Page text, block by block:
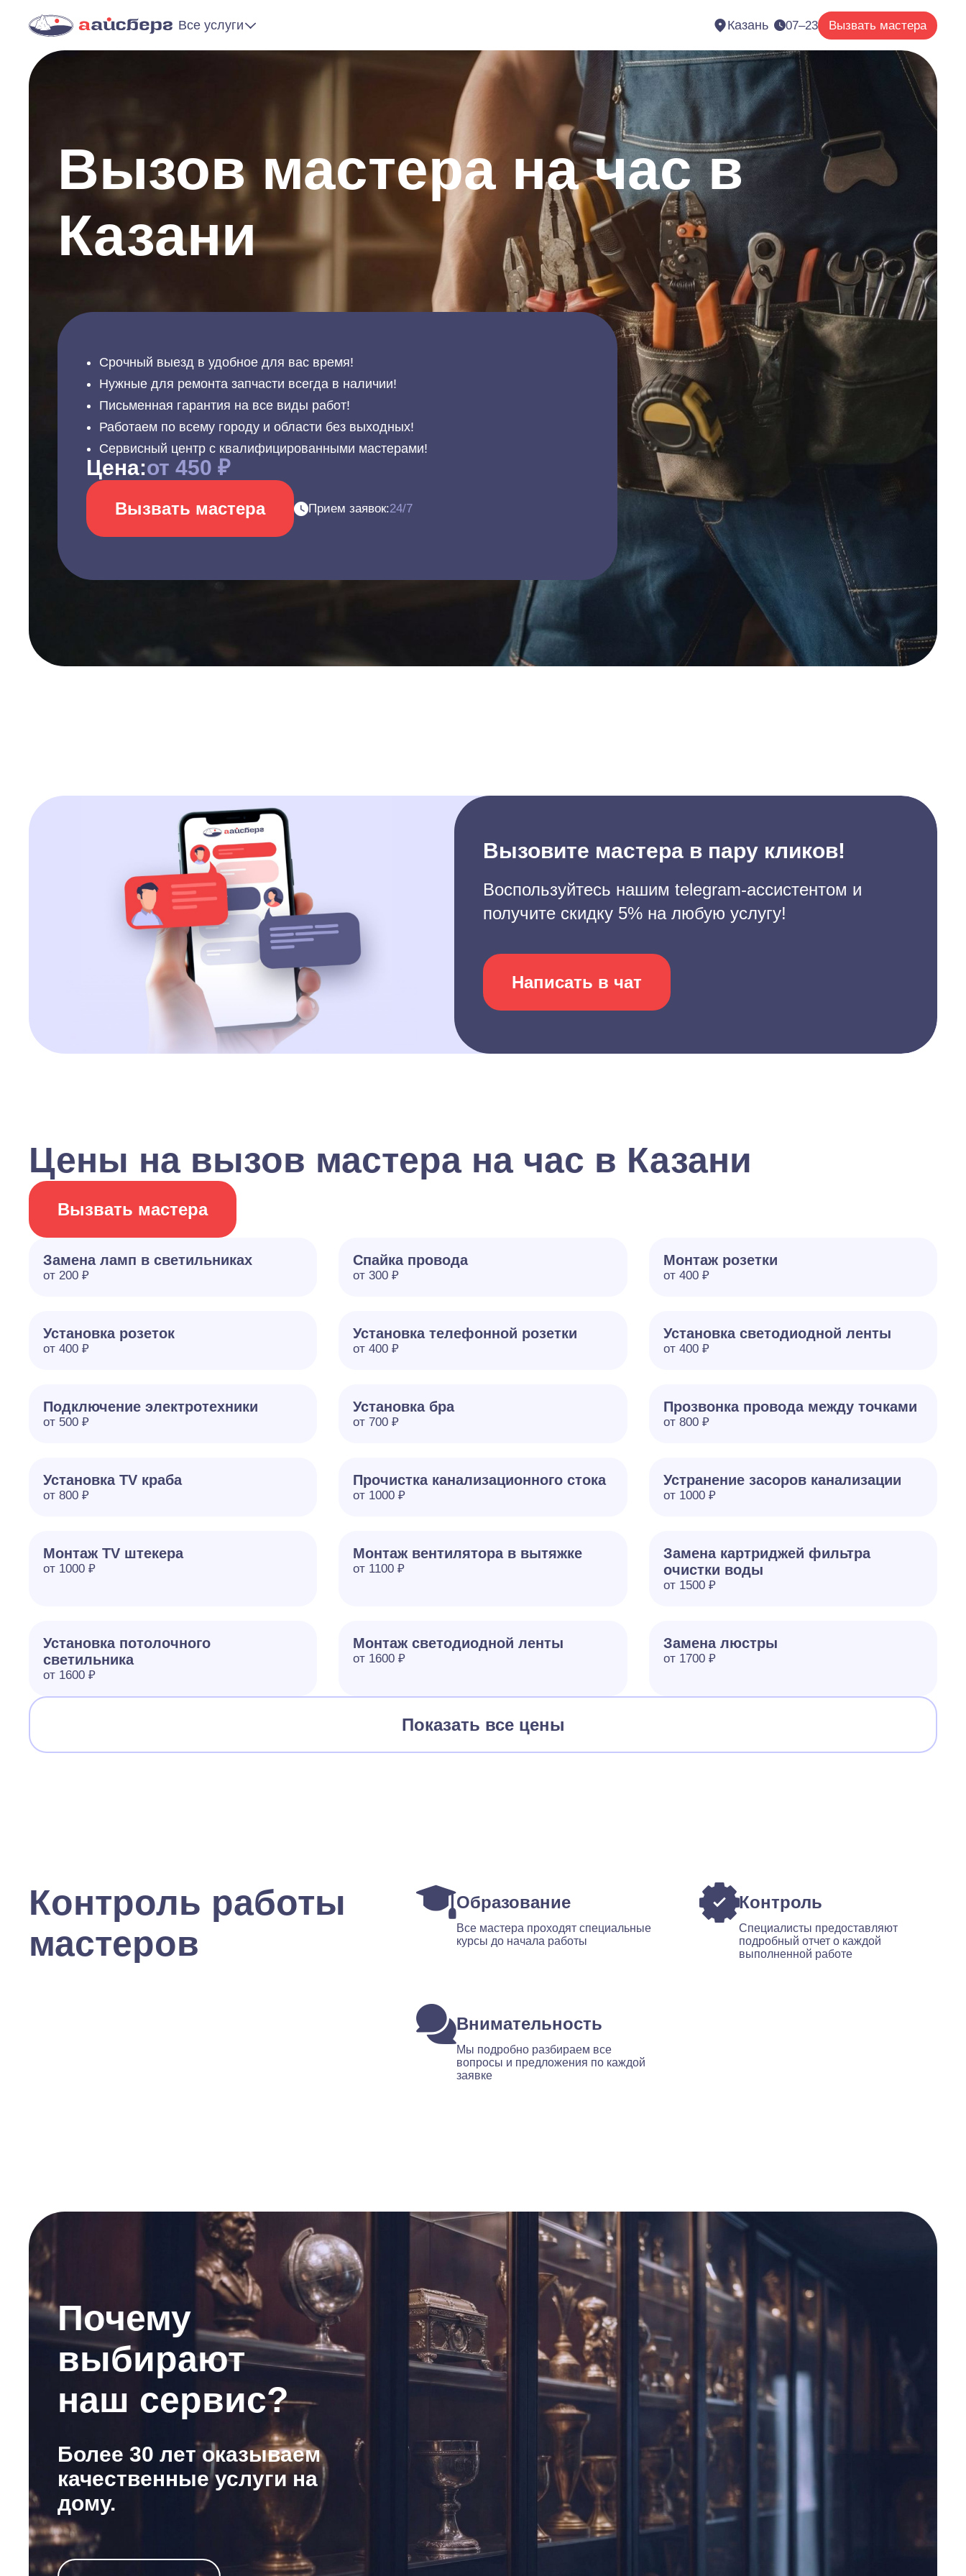
Все услуги Казань 07–23 Вызвать мастера
Вызов мастера на час в
Казани
Срочный выезд в удобное для вас время!
Нужные для ремонта запчасти всегда в наличии!
Письменная гарантия на все виды работ!
Работаем по всему городу и области без выходных!
Сервисный центр с квалифицированными мастерами!
Цена:от 450 ₽
Вызвать мастера Прием заявок:24/7
Вызовите мастера в пару кликов!
Воспользуйтесь нашим telegram-ассистентом и
получите скидку 5% на любую услугу!
Написать в чат
Цены на вызов мастера на час в Казани
Вызвать мастера
Замена ламп в светильниках
от 200 ₽
Спайка провода
от 300 ₽
Монтаж розетки
от 400 ₽
Установка розеток
от 400 ₽
Установка телефонной розетки
от 400 ₽
Установка светодиодной ленты
от 400 ₽
Подключение электротехники
от 500 ₽
Установка бра
от 700 ₽
Прозвонка провода между точками
от 800 ₽
Установка TV краба
от 800 ₽
Прочистка канализационного стока
от 1000 ₽
Устранение засоров канализации
от 1000 ₽
Монтаж TV штекера
от 1000 ₽
Монтаж вентилятора в вытяжке
от 1100 ₽
Замена картриджей фильтра
очистки воды
от 1500 ₽
Установка потолочного
светильника
от 1600 ₽
Монтаж светодиодной ленты
от 1600 ₽
Замена люстры
от 1700 ₽
Показать все цены
Контроль работы
мастеров
Образование
Все мастера проходят специальные
курсы до начала работы
Контроль
Специалисты предоставляют
подробный отчет о каждой
выполненной работе
Внимательность
Мы подробно разбираем все
вопросы и предложения по каждой
заявке
Почему
выбирают
наш сервис?
Более 30 лет оказываем
качественные услуги на
дому.